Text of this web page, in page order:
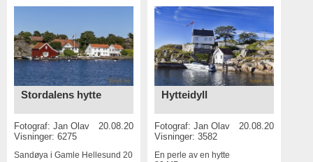
Stordalens hytte
Fotograf: Jan Olav
20.08.2016
Visninger: 6275
Sandøya i Gamle Hellesund 20 MP
Hytteidyll
Fotograf:Jan Olav
20.08.2016
Visninger: 3582
En perle av en hytte